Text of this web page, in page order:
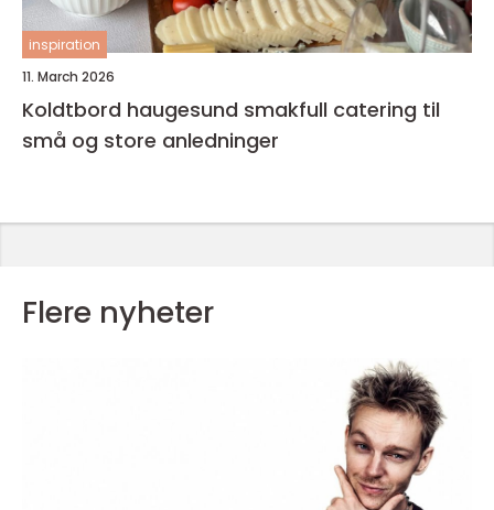
inspiration
11. March 2026
Koldtbord haugesund smakfull catering til
små og store anledninger
Flere nyheter